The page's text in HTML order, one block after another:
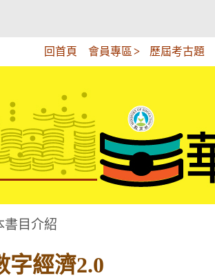
回首頁 會員專區 歷屆考古題
書目介紹
字經濟2.0